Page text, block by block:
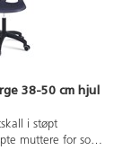
38-50 cm hjul
i støpt
muttere for solid